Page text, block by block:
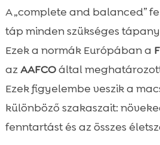
A „complete and balanced”
táp minden szükséges
Ezek a normák Európában a
azAAFCOáltal
Ezek figyelembe veszik a
különböző szakaszait:
fenntartást és az összes